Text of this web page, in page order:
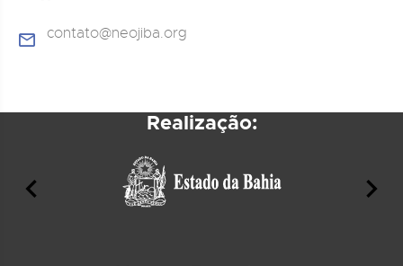
contato@neojiba.org
Realização: